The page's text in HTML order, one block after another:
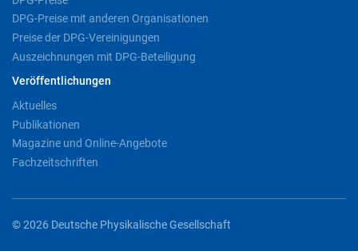
DPG-Preise mit anderen Organisationen
Preise der DPG-Vereinigungen
Auszeichnungen mit DPG-Beteiligung
Veröffentlichungen
Aktuelles
Publikationen
Magazine und Online-Angebote
Fachzeitschriften
© 2026 Deutsche Physikalische Gesellschaft